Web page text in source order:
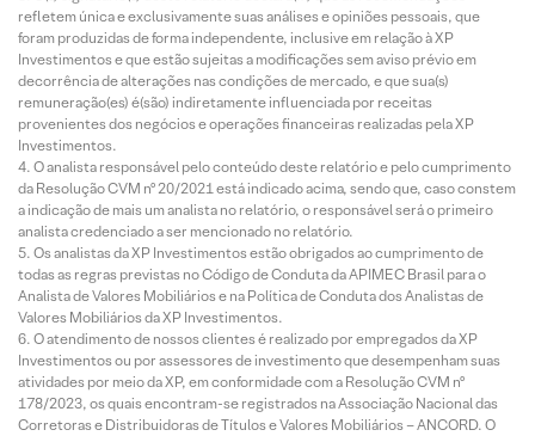
refletem única e exclusivamente suas análises e opiniões pessoais, que
foram produzidas de forma independente, inclusive em relação à XP
Investimentos e que estão sujeitas a modificações sem aviso prévio em
decorrência de alterações nas condições de mercado, e que sua(s)
remuneração(es) é(são) indiretamente influenciada por receitas
provenientes dos negócios e operações financeiras realizadas pela XP
Investimentos.
O analista responsável pelo conteúdo deste relatório e pelo cumprimento
da Resolução CVM nº 20/2021 está indicado acima, sendo que, caso constem
a indicação de mais um analista no relatório, o responsável será o primeiro
analista credenciado a ser mencionado no relatório.
Os analistas da XP Investimentos estão obrigados ao cumprimento de
todas as regras previstas no Código de Conduta da APIMEC Brasil para o
Analista de Valores Mobiliários e na Política de Conduta dos Analistas de
Valores Mobiliários da XP Investimentos.
O atendimento de nossos clientes é realizado por empregados da XP
Investimentos ou por assessores de investimento que desempenham suas
atividades por meio da XP, em conformidade com a Resolução CVM nº
178/2023, os quais encontram-se registrados na Associação Nacional das
Corretoras e Distribuidoras de Títulos e Valores Mobiliários – ANCORD. O